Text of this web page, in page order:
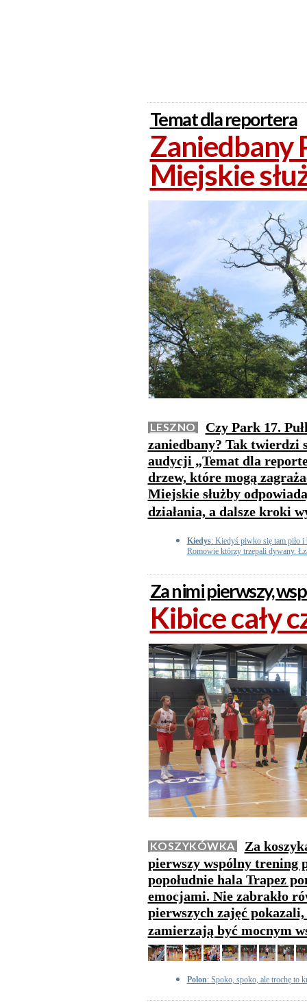
Temat dla reportera
Zaniedbany
Miejskie
LESZNO
Czy Park 17.
zaniedbany? Tak twierdzi
audycji „Temat dla
drzew, które mogą
Miejskie służby
działania, a dalsze kroki
Kiedys: Kiedyś piwko się tam piło i
Romowie którzy trzepali dywany.
Za nimi pierwszy,
Kibice cały
KOSZYKÓWKA
Za
pierwszy wspólny trening
popołudnie hala Trapez
emocjami. Nie zabrakło
pierwszych zajęć
zamierzają być mocnym
Polon: Spoko, spoko, ale trochę to